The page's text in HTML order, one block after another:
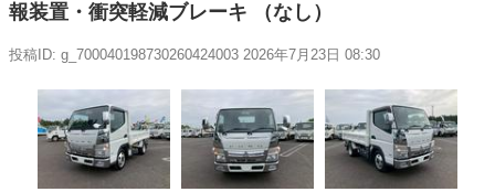
報装置・衝突軽減ブレーキ （なし）
投稿ID: g_700040198730260424003 2026年7月23日 08:30